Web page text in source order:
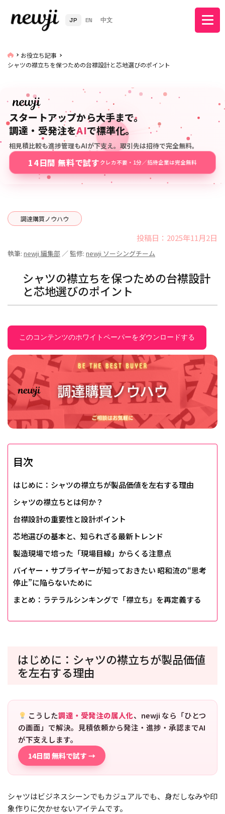
JP EN 中文
お役立ち記事
シャツの襟立ちを保つための台襟設計と芯地選びのポイント
スタートアップから大手まで。
調達・受発注をAIで標準化。
相見積比較も進捗管理もAIが下支え。取引先は招待で完全無料。
14日間 無料で試す クレカ不要・1分／招待企業は完全無料
調達購買ノウハウ
投稿日：2025年11月2日
執筆: newji 編集部 ／ 監修: newji ソーシングチーム
シャツの襟立ちを保つための台襟設計
と芯地選びのポイント
このコンテンツのホワイトペーパーをダウンロードする
目次
はじめに：シャツの襟立ちが製品価値を左右する理由
シャツの襟立ちとは何か？
台襟設計の重要性と設計ポイント
芯地選びの基本と、知られざる最新トレンド
製造現場で培った「現場目線」からくる注意点
バイヤー・サプライヤーが知っておきたい 昭和流の“思考
停止”に陥らないために
まとめ：ラテラルシンキングで「襟立ち」を再定義する
はじめに：シャツの襟立ちが製品価値
を左右する理由
こうした調達・受発注の属人化、newji なら「ひとつ
の画面」で解決。見積依頼から発注・進捗・承認までAI
が下支えします。
14日間 無料で試す →
シャツはビジネスシーンでもカジュアルでも、身だしなみや印
象作りに欠かせないアイテムです。